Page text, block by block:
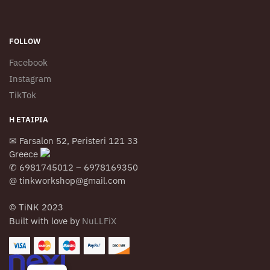
FOLLOW
Facebook
Instagram
TikTok
Η ΕΤΑΙΡΊΑ
✉ Farsalon 52, Peristeri 121 33
Greece
✆ 6981745012 – 6978169350
@ tinkworkshop@gmail.com
© TiNK 2023
Built with love by NuLLFiX